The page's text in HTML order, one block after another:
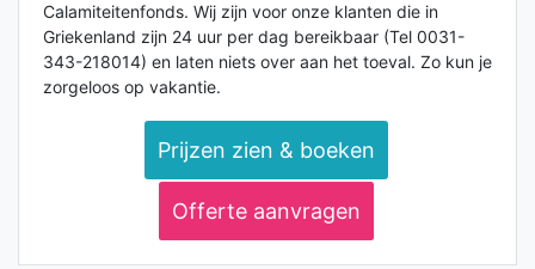
Calamiteitenfonds. Wij zijn voor onze klanten die in
Griekenland zijn 24 uur per dag bereikbaar (Tel 0031-
343-218014) en laten niets over aan het toeval. Zo kun je
zorgeloos op vakantie.
Prijzen zien & boeken
Offerte aanvragen